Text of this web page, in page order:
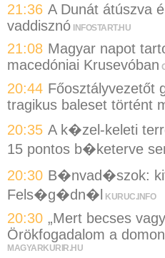
21:36 A Dunát átúszva
vaddisznó INFOSTART.HU
21:08 Magyar napot
macedóniai Krusevóban
20:44 Főosztályvezetőt
tragikus baleset történt
20:35 A k�zel-keleti
15 pontos b�keterve
20:30 B�nvad�szok:
Fels�g�dn�l
KURUC.INFO
20:30 „Mert becses
Örökfogadalom a
MAGYARKURIR.HU